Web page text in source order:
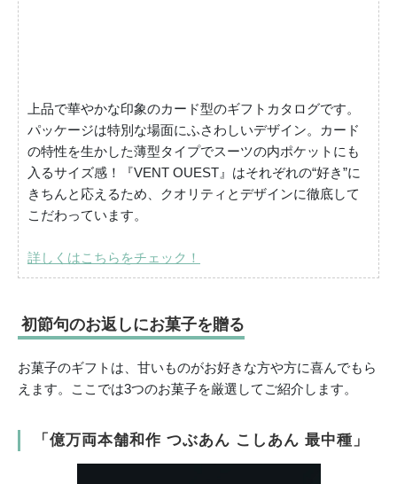
上品で華やかな印象のカード型のギフトカタログです。
パッケージは特別な場面にふさわしいデザイン。カード
の特性を生かした薄型タイプでスーツの内ポケットにも
入るサイズ感！『VENT OUEST』はそれぞれの“好き”に
きちんと応えるため、クオリティとデザインに徹底して
こだわっています。
詳しくはこちらをチェック！
初節句のお返しにお菓子を贈る
お菓子のギフトは、甘いものがお好きな方や方に喜んでもら
えます。ここでは3つのお菓子を厳選してご紹介します。
「億万両本舗和作 つぶあん こしあん 最中種」